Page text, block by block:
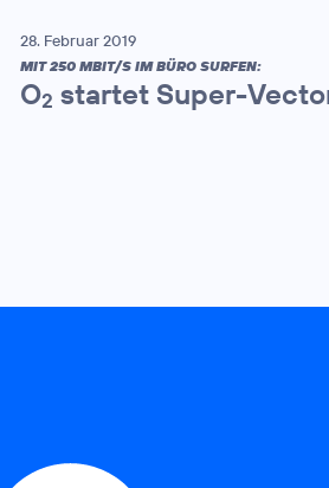
28. Februar 2019
MIT 250 MBIT/S IM BÜRO SURFEN:
O2 startet Super-